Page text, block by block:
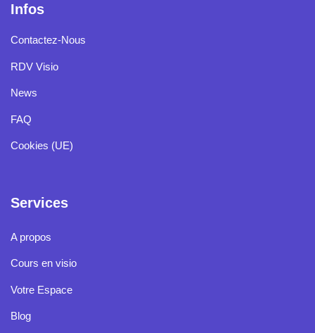
Infos
Contactez-Nous
RDV Visio
News
FAQ
Cookies (UE)
Services
A propos
Cours en visio
Votre Espace
Blog